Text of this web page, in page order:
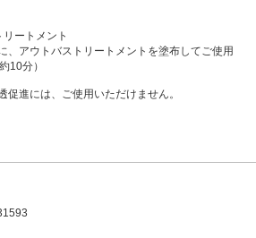
ートメント
、アウトバストリートメントを塗布してご使用
10分）
進には、ご使用いただけません。